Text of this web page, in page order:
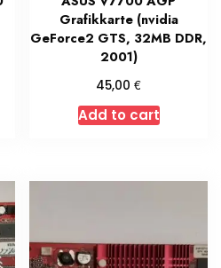
Grafikkarte (nvidia
GeForce2 GTS, 32MB DDR,
2001)
45,00€
Add to cart